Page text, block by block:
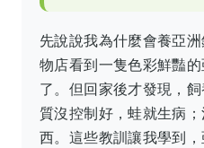
先說說我為什麼會養亞
物店看到一隻色彩鮮豔
了。但回家後才發現，
質沒控制好，蛙就生病
西。這些教訓讓我學到